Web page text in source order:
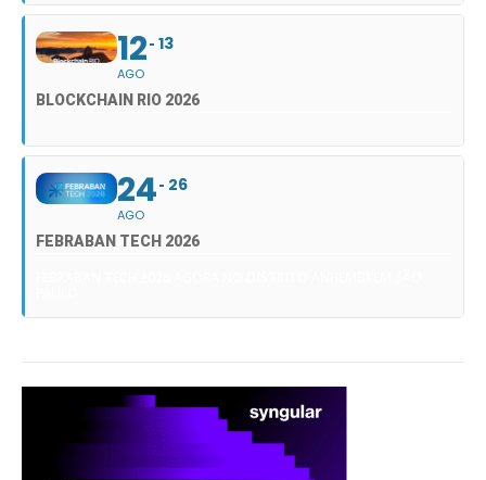
12
AGO
13
BLOCKCHAIN RIO 2026
24
AGO
26
FEBRABAN TECH 2026